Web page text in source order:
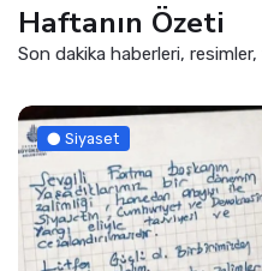
Haftanın Özeti
Son dakika haberleri,
Siyaset